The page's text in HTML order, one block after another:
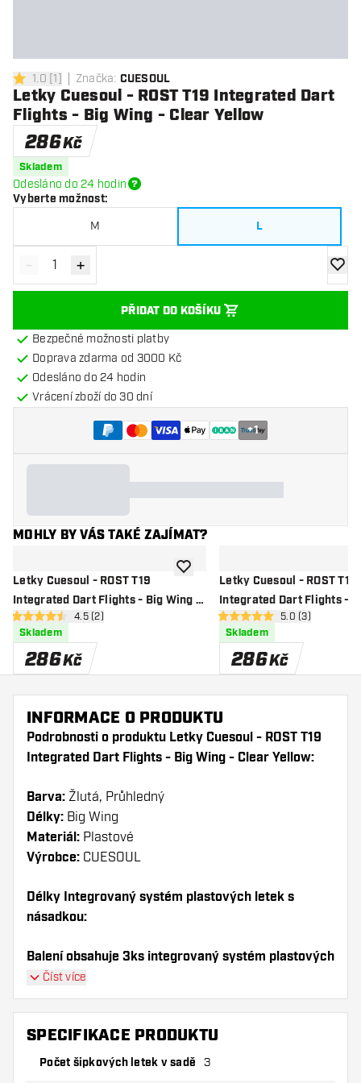
1 hodnoticí hvězdičky
1.0 [1] Značka: CUESOUL
Letky Cuesoul - ROST T19 Integrated Dart
Flights - Big Wing - Clear Yellow
286Kč
Skladem
Odesláno do 24 hodin
Vyberte možnost:
M L
Snížit množství
- Zvýšit množství
+
PŘIDAT DO KOŠÍKU
Bezpečné možnosti platby
Doprava zdarma od 3000 Kč
Odesláno do 24 hodin
Vrácení zboží do 30 dní
+1
MOHLY BY VÁS TAKÉ ZAJÍMAT?
Letky Cuesoul - ROST T19
Integrated Dart Flights - Big Wing -
Clear Redotevřít panel recenzí
4.5 hodnoticí hvězdičky
4.5 (2)
Skladem
286Kč
Přidat do seznamu přání
Letky Cuesoul - ROST T19
Integrated Dart Flights -
Yellow Clearotevřít panel
5 hodnoticí hvězdičky
5.0 (3)
Skladem
286Kč
INFORMACE O PRODUKTU
Podrobnosti o produktu Letky Cuesoul - ROST T19
Integrated Dart Flights - Big Wing - Clear Yellow:
Barva: Žlutá, Průhledný
Délky: Big Wing
Materiál: Plastové
Výrobce: CUESOUL
Délky Integrovaný systém plastových letek s
násadkou:
Balení obsahuje 3ks integrovaný systém plastových
letek s násadkou (1sada).
Dartshopper tip!
násadky. Ty se mohou používáním poškodit
Číst více
SPECIFIKACE PRODUKTU
Počet šipkových letek v sadě 3